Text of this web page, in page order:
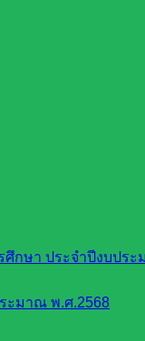
ศึกษา ประจำปีงบปร
ะมาณ พ.ศ.2568